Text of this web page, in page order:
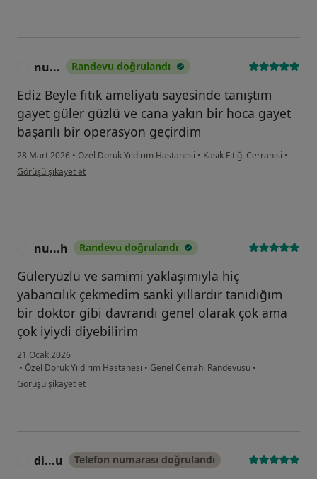
nu... Randevu doğrulandı
Ediz Beyle fıtık ameliyatı sayesinde tanıştım
gayet güler güzlü ve cana yakın bir hoca gayet
başarılı bir operasyon geçirdim
28 Mart 2026 • Özel Doruk Yıldırım Hastanesi • Kasık Fıtığı Cerrahisi •
kullanıcının görüşüne göre nu...
Görüşü şikayet et
nu...h Randevu doğrulandı
Güleryüzlü ve samimi yaklaşımıyla hiç
yabancılık çekmedim sanki yıllardır tanıdığım
bir doktor gibi davrandı genel olarak çok ama
çok iyiydi diyebilirim
21 Ocak 2026
• Özel Doruk Yıldırım Hastanesi • Genel Cerrahi Randevusu •
kullanıcının görüşüne göre nu...h
Görüşü şikayet et
di...u Telefon numarası doğrulandı